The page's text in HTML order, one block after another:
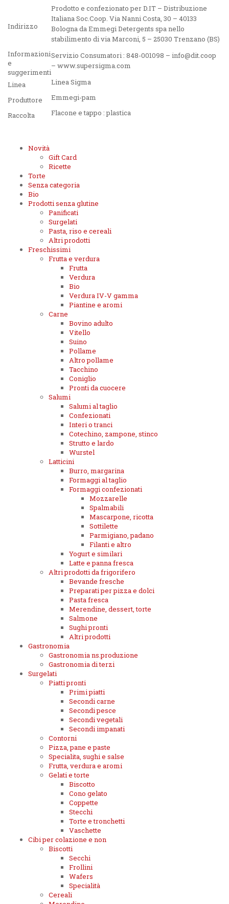
Indirizzo
Prodotto e confezionato per D.IT – Distribuzione
Italiana Soc.Coop. Via Nanni Costa, 30 – 40133
Bologna da Emmegi Detergents spa nello
stabilimento di via Marconi, 5 – 25030 Trenzano (BS)
Informazioni
e
suggerimenti
Servizio Consumatori : 848-001098 – info@dit.coop
– www.supersigma.com
Linea
Linea Sigma
Produttore
Emmegi-pam
Raccolta
Flacone e tappo : plastica
Novità
Gift Card
Ricette
Torte
Senza categoria
Bio
Prodotti senza glutine
Panificati
Surgelati
Pasta, riso e cereali
Altri prodotti
Freschissimi
Frutta e verdura
Frutta
Verdura
Bio
Verdura IV-V gamma
Piantine e aromi
Carne
Bovino adulto
Vitello
Suino
Pollame
Altro pollame
Tacchino
Coniglio
Pronti da cuocere
Salumi
Salumi al taglio
Confezionati
Interi o tranci
Cotechino, zampone, stinco
Strutto e lardo
Wurstel
Latticini
Burro, margarina
Formaggi al taglio
Formaggi confezionati
Mozzarelle
Spalmabili
Mascarpone, ricotta
Sottilette
Parmigiano, padano
Filanti e altro
Yogurt e similari
Latte e panna fresca
Altri prodotti da frigorifero
Bevande fresche
Preparati per pizza e dolci
Pasta fresca
Merendine, dessert, torte
Salmone
Sughi pronti
Altri prodotti
Gastronomia
Gastronomia ns.produzione
Gastronomia di terzi
Surgelati
Piatti pronti
Primi piatti
Secondi carne
Secondi pesce
Secondi vegetali
Secondi impanati
Contorni
Pizza, pane e paste
Specialita, sughi e salse
Frutta, verdura e aromi
Gelati e torte
Biscotto
Cono gelato
Coppette
Stecchi
Torte e tronchetti
Vaschette
Cibi per colazione e non
Biscotti
Secchi
Frollini
Wafers
Specialità
Cereali